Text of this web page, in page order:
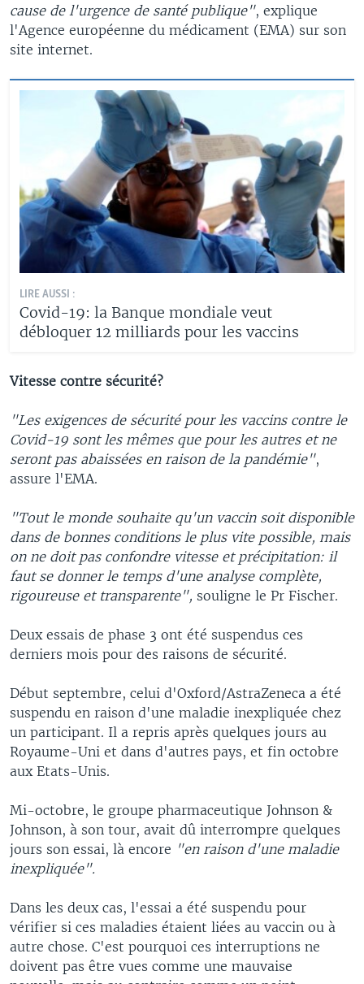
cause de l'urgence de santé publique", explique
l'Agence européenne du médicament (EMA) sur son
site internet.
LIRE AUSSI :
Covid-19: la Banque mondiale veut
débloquer 12 milliards pour les vaccins
Vitesse contre sécurité?
"Les exigences de sécurité pour les vaccins contre le
Covid-19 sont les mêmes que pour les autres et ne
seront pas abaissées en raison de la pandémie",
assure l'EMA.
"Tout le monde souhaite qu'un vaccin soit disponible
dans de bonnes conditions le plus vite possible, mais
on ne doit pas confondre vitesse et précipitation: il
faut se donner le temps d'une analyse complète,
rigoureuse et transparente", souligne le Pr Fischer.
Deux essais de phase 3 ont été suspendus ces
derniers mois pour des raisons de sécurité.
Début septembre, celui d'Oxford/AstraZeneca a été
suspendu en raison d'une maladie inexpliquée chez
un participant. Il a repris après quelques jours au
Royaume-Uni et dans d'autres pays, et fin octobre
aux Etats-Unis.
Mi-octobre, le groupe pharmaceutique Johnson &
Johnson, à son tour, avait dû interrompre quelques
jours son essai, là encore "en raison d'une maladie
inexpliquée".
Dans les deux cas, l'essai a été suspendu pour
vérifier si ces maladies étaient liées au vaccin ou à
autre chose. C'est pourquoi ces interruptions ne
doivent pas être vues comme une mauvaise